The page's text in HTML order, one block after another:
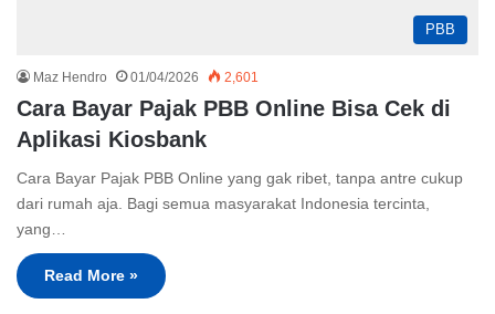
PBB
Maz Hendro 01/04/2026 2,601
Cara Bayar Pajak PBB Online Bisa Cek di
Aplikasi Kiosbank
Cara Bayar Pajak PBB Online yang gak ribet, tanpa antre cukup
dari rumah aja. Bagi semua masyarakat Indonesia tercinta,
yang…
Read More »